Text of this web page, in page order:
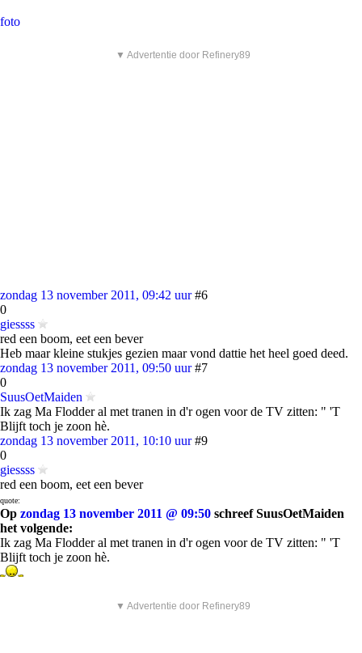
foto
▼ Advertentie door Refinery89
zondag 13 november 2011, 09:42 uur #6
0
giessss
red een boom, eet een bever
Heb maar kleine stukjes gezien maar vond dattie het heel goed deed.
zondag 13 november 2011, 09:50 uur #7
0
SuusOetMaiden
Ik zag Ma Flodder al met tranen in d'r ogen voor de TV zitten: " 'T
Blijft toch je zoon hè.
zondag 13 november 2011, 10:10 uur #9
0
giessss
red een boom, eet een bever
quote:
Op zondag 13 november 2011 @ 09:50 schreef SuusOetMaiden
het volgende:
Ik zag Ma Flodder al met tranen in d'r ogen voor de TV zitten: " 'T
Blijft toch je zoon hè.
▼ Advertentie door Refinery89